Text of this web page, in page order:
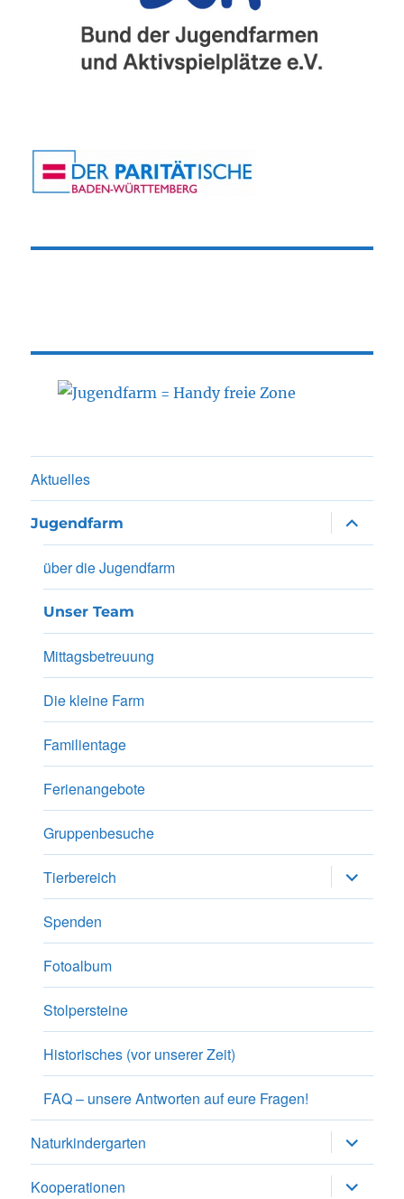
Aktuelles
Jugendfarm
anzeigen
über die Jugendfarm
Unser Team
Mittagsbetreuung
Die kleine Farm
Familientage
Ferienangebote
Gruppenbesuche
Tierbereich
anzeigen
Spenden
Fotoalbum
Stolpersteine
Historisches (vor unserer Zeit)
FAQ – unsere Antworten auf eure Fragen!
Naturkindergarten
anzeigen
Kooperationen